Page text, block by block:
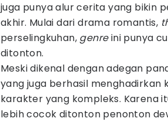
juga punya alur cerita yang bikin
akhir. Mulai dari drama romantis,
perselingkuhan, genreini punya
ditonton.
Meski dikenal dengan adegan
yang juga berhasil menghadirkan
karakter yang kompleks. Karena
lebih cocok ditonton penonton